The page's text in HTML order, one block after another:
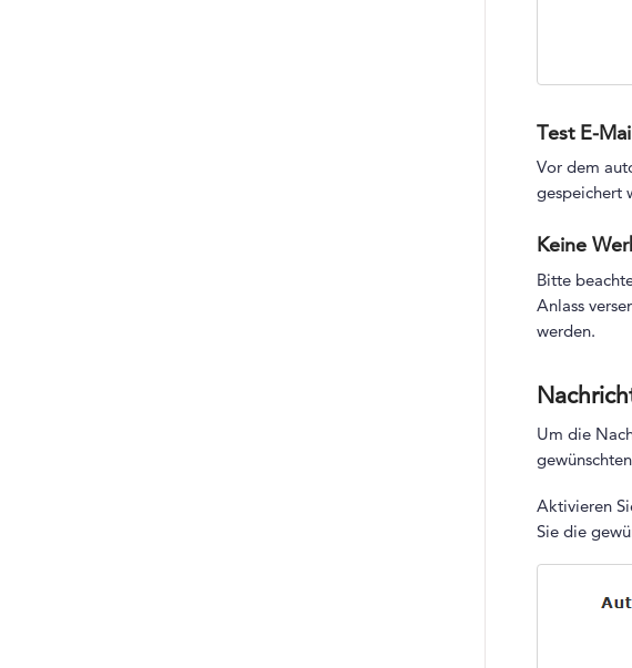
Test E-
Vor dem
gespeichert
Keine
Bitte
Anlass
werden.
Um die
Aktivieren
Sie die